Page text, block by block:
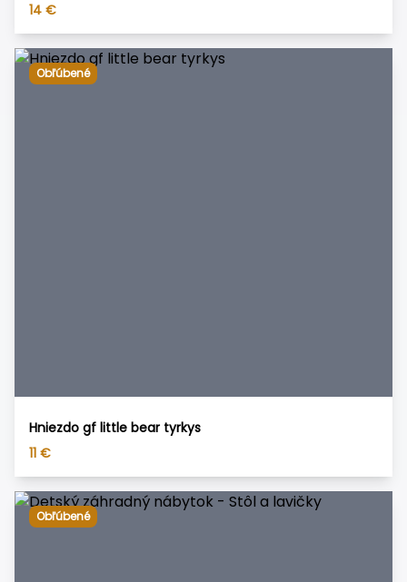
14 €
Obľúbené
Hniezdo gf little bear tyrkys
11 €
Obľúbené